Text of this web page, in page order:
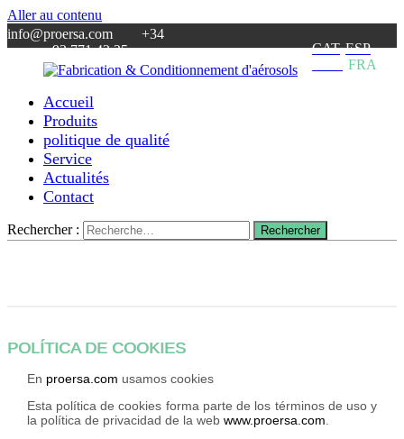
Aller au contenu
info@proersa.com +34
93 771 42 25
CAT ESP
FRA
Fabrication
Conditionnement
d'aérosols
Proersa
Aerosoles
fabricant
d’aérosols
traitance
industrielle
Accueil
Produits
politique de qualité
Service
Actualités
Contact
Rechercher : Rechercher
POLÍTICA DE COOKIES
En proersa.com usamos cookies
Esta política de cookies forma parte de los términos de uso y
la política de privacidad de la web www.proersa.com